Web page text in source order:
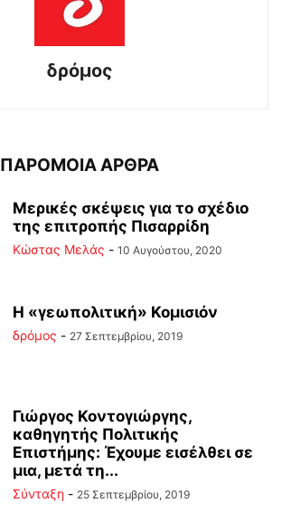
δρόμος
ΠΑΡΟΜΟΙΑ ΑΡΘΡΑ
Μερικές σκέψεις για το σχέδιο
της επιτροπής Πισαρρίδη
Κώστας Μελάς - 10 Αυγούστου, 2020
Η «γεωπολιτική» Κομισιόν
δρόμος - 27 Σεπτεμβρίου, 2019
Γιώργος Κοντογιώργης,
καθηγητής Πολιτικής
Επιστήμης: Έχουμε εισέλθει σε
μια, μετά τη...
Σύνταξη - 25 Σεπτεμβρίου, 2019